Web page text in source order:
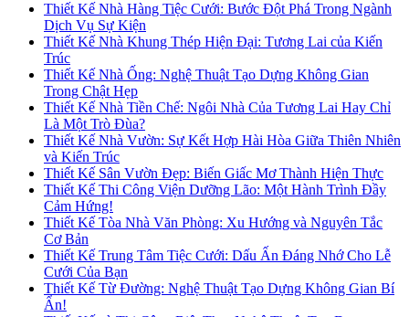
Thiết Kế Nhà Hàng Tiệc Cưới: Bước Đột Phá Trong Ngành
Dịch Vụ Sự Kiện
Thiết Kế Nhà Khung Thép Hiện Đại: Tương Lai của Kiến
Trúc
Thiết Kế Nhà Ống: Nghệ Thuật Tạo Dựng Không Gian
Trong Chật Hẹp
Thiết Kế Nhà Tiền Chế: Ngôi Nhà Của Tương Lai Hay Chỉ
Là Một Trò Đùa?
Thiết Kế Nhà Vườn: Sự Kết Hợp Hài Hòa Giữa Thiên Nhiên
và Kiến Trúc
Thiết Kế Sân Vườn Đẹp: Biến Giấc Mơ Thành Hiện Thực
Thiết Kế Thi Công Viện Dưỡng Lão: Một Hành Trình Đầy
Cảm Hứng!
Thiết Kế Tòa Nhà Văn Phòng: Xu Hướng và Nguyên Tắc
Cơ Bản
Thiết Kế Trung Tâm Tiệc Cưới: Dấu Ấn Đáng Nhớ Cho Lễ
Cưới Của Bạn
Thiết Kế Từ Đường: Nghệ Thuật Tạo Dựng Không Gian Bí
Ẩn!